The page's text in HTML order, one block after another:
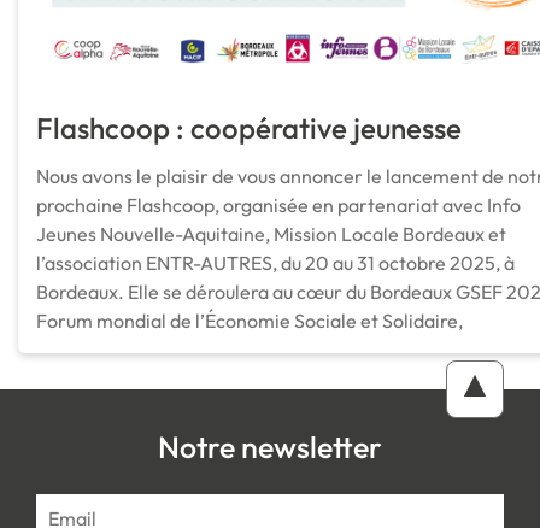
Flashcoop : coopérative jeunesse
Nous avons le plaisir de vous annoncer le lancement de
prochaine Flashcoop, organisée en partenariat avec Info
Jeunes Nouvelle-Aquitaine, Mission Locale Bordeaux et
l’association ENTR-AUTRES, du 20 au 31 octobre 2025, à
Bordeaux. Elle se déroulera au cœur du Bordeaux GSEF
Forum mondial de l’Économie Sociale et Solidaire,
Notre newsletter